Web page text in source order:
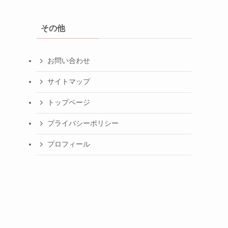
その他
お問い合わせ
サイトマップ
トップページ
プライバシーポリシー
プロフィール